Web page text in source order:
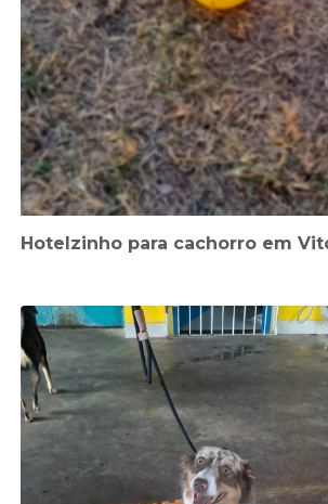
Hotelzinho para cachorro em